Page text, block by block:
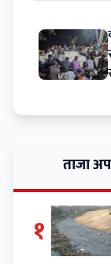
ताजा
१